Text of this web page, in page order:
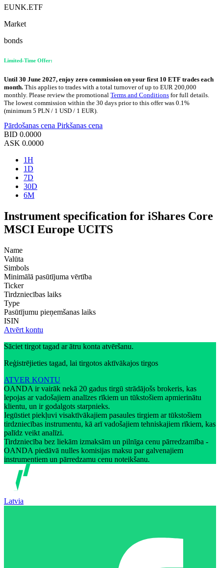
EUNK.ETF
Market
bonds
Limited-Time Offer:
Until 30 June 2027, enjoy zero commission on your first 10 ETF trades each
month. This applies to trades with a total turnover of up to EUR 200,000
monthly. Please review the promotional Terms and Conditions for full details.
The lowest commission within the 30 days prior to this offer was 0.1%
(minimum 5 PLN / 1 USD / 1 EUR).
Pārdošanas cena Pirkšanas cena
BID 0.0000
ASK 0.0000
1H
1D
7D
30D
6M
Instrument specification for iShares Core
MSCI Europe UCITS
Name
Valūta
Simbols
Minimālā pasūtījuma vērtība
Ticker
Tirdzniecības laiks
Type
Pasūtījumu pieņemšanas laiks
ISIN
Atvērt kontu
Sāciet tirgot tagad ar ātru konta atvēršanu.
Reģistrējieties tagad, lai tirgotos aktīvākajos tirgos
ATVER KONTU
OANDA ir vairāk nekā 20 gadus tirgū strādājošs brokeris, kas
lepojas ar vadošajiem analīzes rīkiem un tūkstošiem apmierinātu
klientu, un ir godalgots starpnieks.
Iegūstiet piekļuvi visaktīvākajiem pasaules tirgiem ar tūkstošiem
tirdzniecības instrumentu, kā arī vadošajiem tehniskajiem rīkiem, kas
palīdz veikt analīzi.
Tirdzniecība bez liekām izmaksām un pilnīga cenu pārredzamība -
OANDA piedāvā nulles komisijas maksu par galvenajiem
instrumentiem un pārredzamu cenu noteikšanu.
Latvia